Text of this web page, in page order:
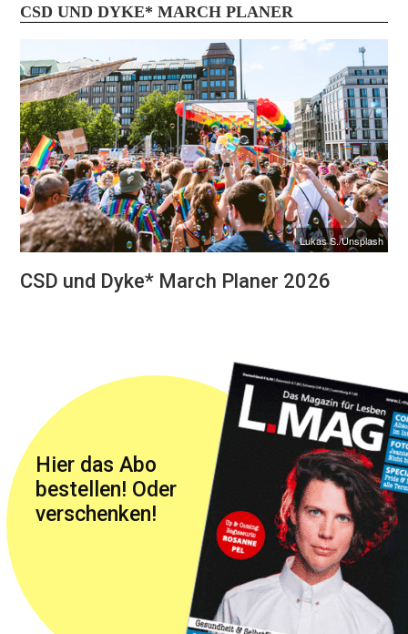
CSD UND DYKE* MARCH PLANER
Lukas S./Unsplash
CSD und Dyke* March Planer 2026
Hier das Abo
bestellen! Oder
verschenken!